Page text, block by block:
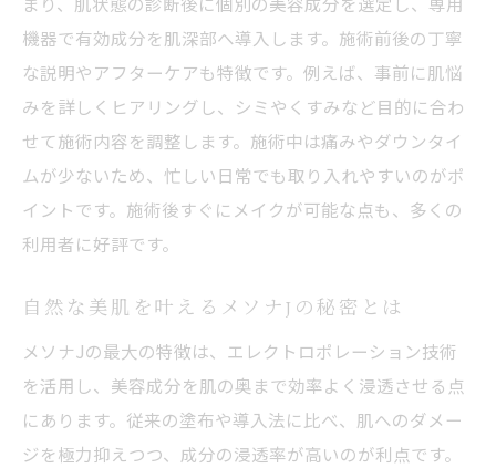
機器で有効成分を肌深部へ導入します。施術前後の丁寧
な説明やアフターケアも特徴です。例えば、事前に肌悩
みを詳しくヒアリングし、シミやくすみなど目的に合わ
せて施術内容を調整します。施術中は痛みやダウンタイ
ムが少ないため、忙しい日常でも取り入れやすいのがポ
イントです。施術後すぐにメイクが可能な点も、多くの
利用者に好評です。
自然な美肌を叶えるメソナJの秘密とは
メソナJの最大の特徴は、エレクトロポレーション技術
を活用し、美容成分を肌の奥まで効率よく浸透させる点
にあります。従来の塗布や導入法に比べ、肌へのダメー
ジを極力抑えつつ、成分の浸透率が高いのが利点です。